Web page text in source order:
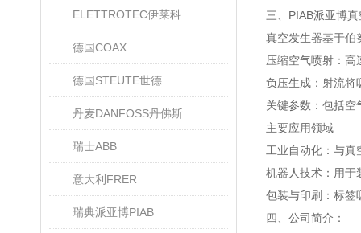
ELETTROTEC伊莱科
德国COAX
德国STEUTE世德
丹麦DANFOSS丹佛斯
瑞士ABB
意大利FRER
瑞典派亚博PIAB
三、‌PIAB派亚博
真空发生器基于‌伯
压缩空气喷射‌：高
负压生成‌：射流将
关键参数‌：包括空
‌主要应用领域‌
工业自动化‌：与真
机器人技术‌：用于
包装与印刷‌：标签
四、公司简介：